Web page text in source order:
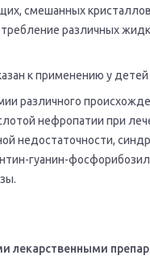
смешанных
различных
к применению у
различного
нефропатии при
недостаточности,
гуанин-
лекарственными